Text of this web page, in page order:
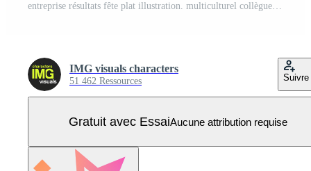
entreprise résultats fête plat illustration. multiculturel collègues applaudir mains dans salle de réunion 2d personnages dessin animé Contexte. célébrer Succès dans lieu de travail scène narration image Vecteur Pro
IMG visuals characters
51 462 Ressources Suivre
Gratuit avec EssaiAucune attribution requise